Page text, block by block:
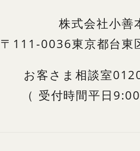
株式会社小善
〒111-0036東京都台
お客さま相談室
（ 受付時間平日